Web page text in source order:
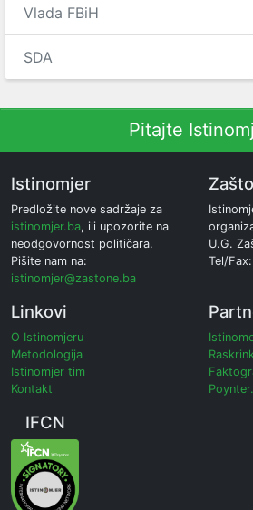
Vlada FBiH
SDA
Pitajte
Istinomjer
Predložite nove sadržaje za
istinomjer.ba, ili upozorite na
neodgovornost političara.
Pišite nam na:
istinomjer@zastone.ba
U.G.
Tel/
Linkovi
O Istinomjeru
Metodologija
Istinomjer tim
Kontakt
IFCN